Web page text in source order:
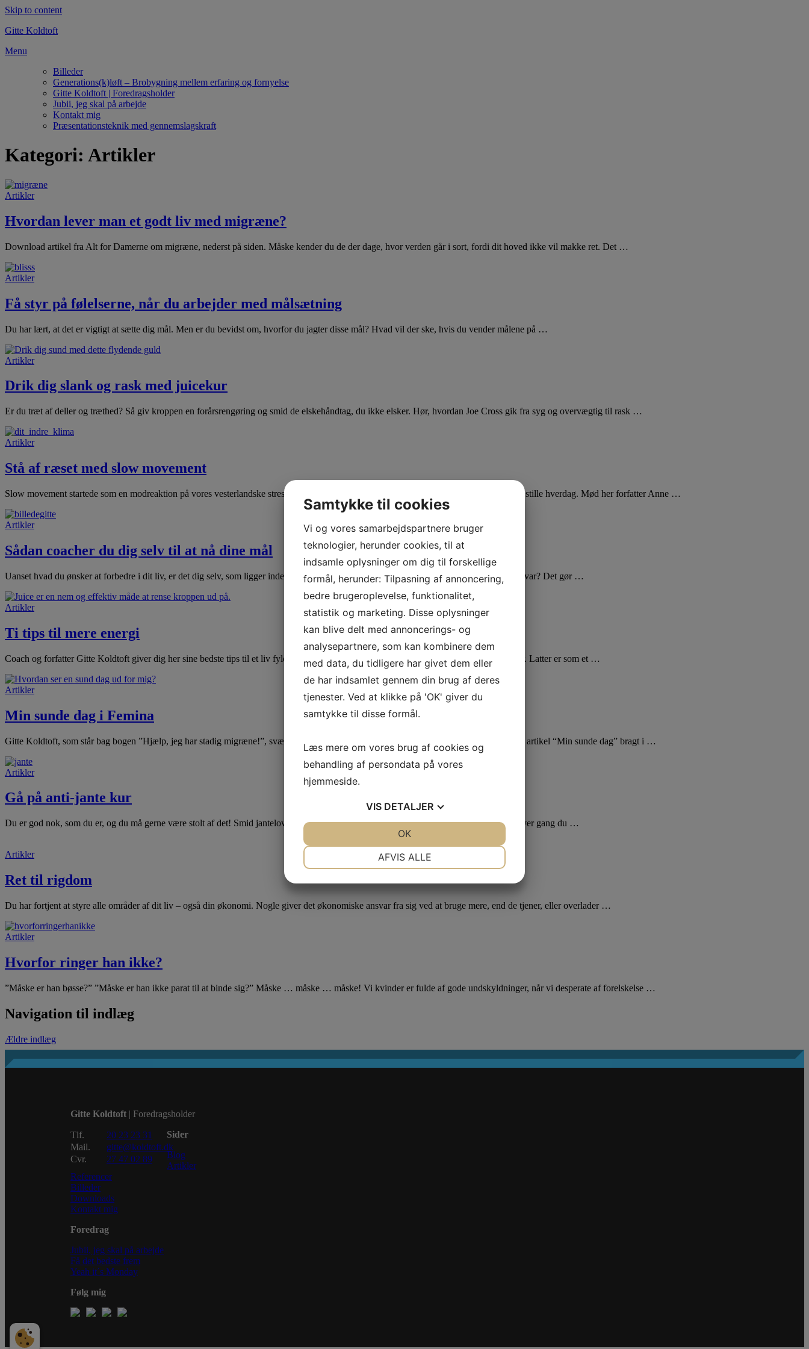
Skip to content
Gitte Koldtoft
Menu
Billeder
Generations(k)løft – Brobygning mellem erfaring og fornyelse
Gitte Koldtoft | Foredragsholder
Jubii, jeg skal på arbejde
Kontakt mig
Præsentationsteknik med gennemslagskraft
Kategori: Artikler
Artikler
Hvordan lever man et godt liv med migræne?
Download artikel fra Alt for Damerne om migræne, nederst på siden. Måske kender du de der dage, hvor verden går i sort, fordi dit hoved ikke vil makke ret. Det …
Artikler
Få styr på følelserne, når du arbejder med målsætning
Du har lært, at det er vigtigt at sætte dig mål. Men er du bevidst om, hvorfor du jagter disse mål? Hvad vil der ske, hvis du vender målene på …
Artikler
Drik dig slank og rask med juicekur
Er du træt af deller og træthed? Så giv kroppen en forårsrengøring og smid de elskehåndtag, du ikke elsker. Hør, hvordan Joe Cross gik fra syg og overvægtig til rask …
Artikler
Stå af ræset med slow movement
Slow movement startede som en modreaktion på vores vesterlandske stressfyldte livsstil og har fået flere og flere til at søge efter en ny og stille hverdag. Mød her forfatter Anne …
Artikler
Sådan coacher du dig selv til at nå dine mål
Uanset hvad du ønsker at forbedre i dit liv, er det dig selv, som ligger inde med svarene. Men hvordan finder du frem til de bedst mulige svar? Det gør …
Artikler
Ti tips til mere energi
Coach og forfatter Gitte Koldtoft giver dig her sine bedste tips til et liv fyldt med energi. 1. Få din daglige dosis H-vitaminer. H for humor. Latter er som et …
Artikler
Min sunde dag i Femina
Gitte Koldtoft, som står bag bogen ”Hjælp, jeg har stadig migræne!”, sværger til frugt og grønt. Og til skriftet ”Et kursus i mirakler”. Læs artikel “Min sunde dag” bragt i …
Artikler
Gå på anti-jante kur
Du er god nok, som du er, og du må gerne være stolt af det! Smid janteloven i skraldespanden og tag med Q på 7 dages anti-jante-kur. Hver gang du …
Artikler
Ret til rigdom
Du har fortjent at styre alle områder af dit liv – også din økonomi. Nogle giver det økonomiske ansvar fra sig ved at bruge mere, end de tjener, eller overlader …
Artikler
Hvorfor ringer han ikke?
”Måske er han bøsse?” ”Måske er han ikke parat til at binde sig?” Måske … måske … måske! Vi kvinder er fulde af gode undskyldninger, når vi desperate af forelskelse …
Navigation til indlæg
Ældre indlæg
Gitte Koldtoft | Foredragsholder
Tlf.
20 23 23 31
Mail.
gitte@koldtoft.dk
Cvr.
27 47 02 89
Sider
Blog
Artikler
Referencer
Billeder
Downloads
Kontakt mig
Foredrag
Jubii, jeg skal på arbejde
Få det bedste frem
Yeah it´s Monday
Følg mig
Samtykke til cookies
Vi og vores samarbejdspartnere bruger
teknologier, herunder cookies, til at
indsamle oplysninger om dig til forskellige
formål, herunder: Tilpasning af annoncering,
bedre brugeroplevelse, funktionalitet,
statistik og marketing. Disse oplysninger
kan blive delt med annoncerings- og
analysepartnere, som kan kombinere dem
med data, du tidligere har givet dem eller
de har indsamlet gennem din brug af deres
tjenester. Ved at klikke på 'OK' giver du
samtykke til disse formål.
Læs mere om vores brug af cookies og
behandling af persondata på vores
hjemmeside.
VIS DETALJER
AFVIS ALLE
OK